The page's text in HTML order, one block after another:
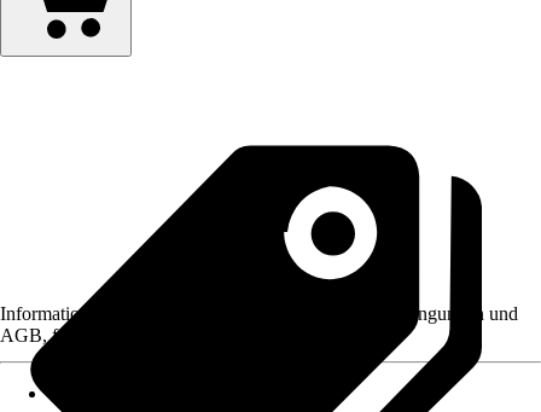
Informationen des Verkäufers, wie z. B. Rückgabebedingungen und
AGB, finden Sie bei Klick auf den Verkäufernamen.